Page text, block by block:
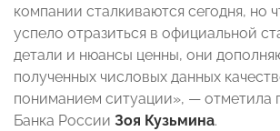
компании сталкиваются сегодня, но
успело отразиться в официальной
детали и нюансы ценны, они
полученных числовых данных
пониманием ситуации», — отметила
Банка России Зоя Кузьмина.